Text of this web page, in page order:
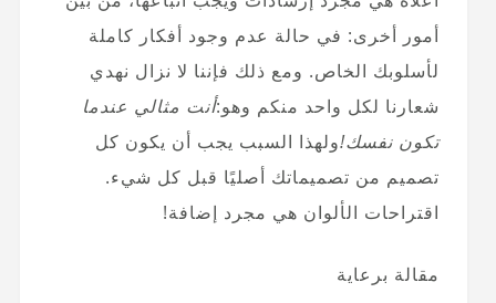
أمور أخرى: في حالة عدم وجود أفكار كاملة
لأسلوبك الخاص. ومع ذلك فإننا لا نزال نهدي
شعارنا لكل واحد منكم وهو:أنت مثالي عندما
تكون نفسك!ولهذا السبب يجب أن يكون كل
تصميم من تصميماتك أصليًا قبل كل شيء.
اقتراحات الألوان هي مجرد إضافة!
مقالة برعاية